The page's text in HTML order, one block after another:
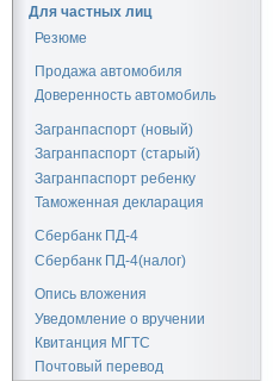
Для частных лиц
Резюме
Продажа автомобиля
Доверенность автомобиль
Загранпаспорт (новый)
Загранпаспорт (старый)
Загранпаспорт ребенку
Таможенная декларация
Сбербанк ПД-4
Сбербанк ПД-4(налог)
Опись вложения
Уведомление о вручении
Квитанция МГТС
Почтовый перевод